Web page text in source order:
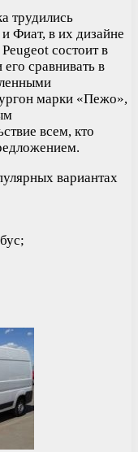
трудились
Фиат, в их дизайне
состоит в
сравнивать в
марки «Пежо»,
всем, кто
вариантах